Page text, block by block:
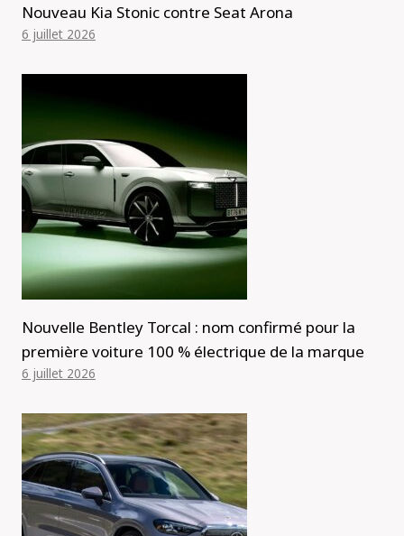
Nouveau Kia Stonic contre Seat Arona
6 juillet 2026
Nouvelle Bentley Torcal : nom confirmé pour la
première voiture 100 % électrique de la marque
6 juillet 2026